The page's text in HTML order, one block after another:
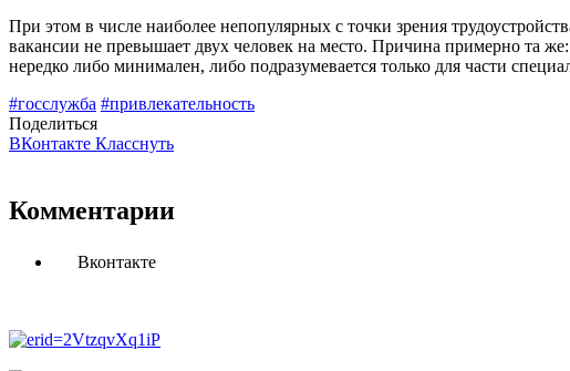
При этом в числе наиболее непопулярных с точки зрения
вакансии не превышает двух человек на место. Причина примерно та
нередко либо минимален, либо подразумевается только для части
#госслужба #привлекательность
Поделиться
ВКонтакте Класснуть
Комментарии
Вконтакте